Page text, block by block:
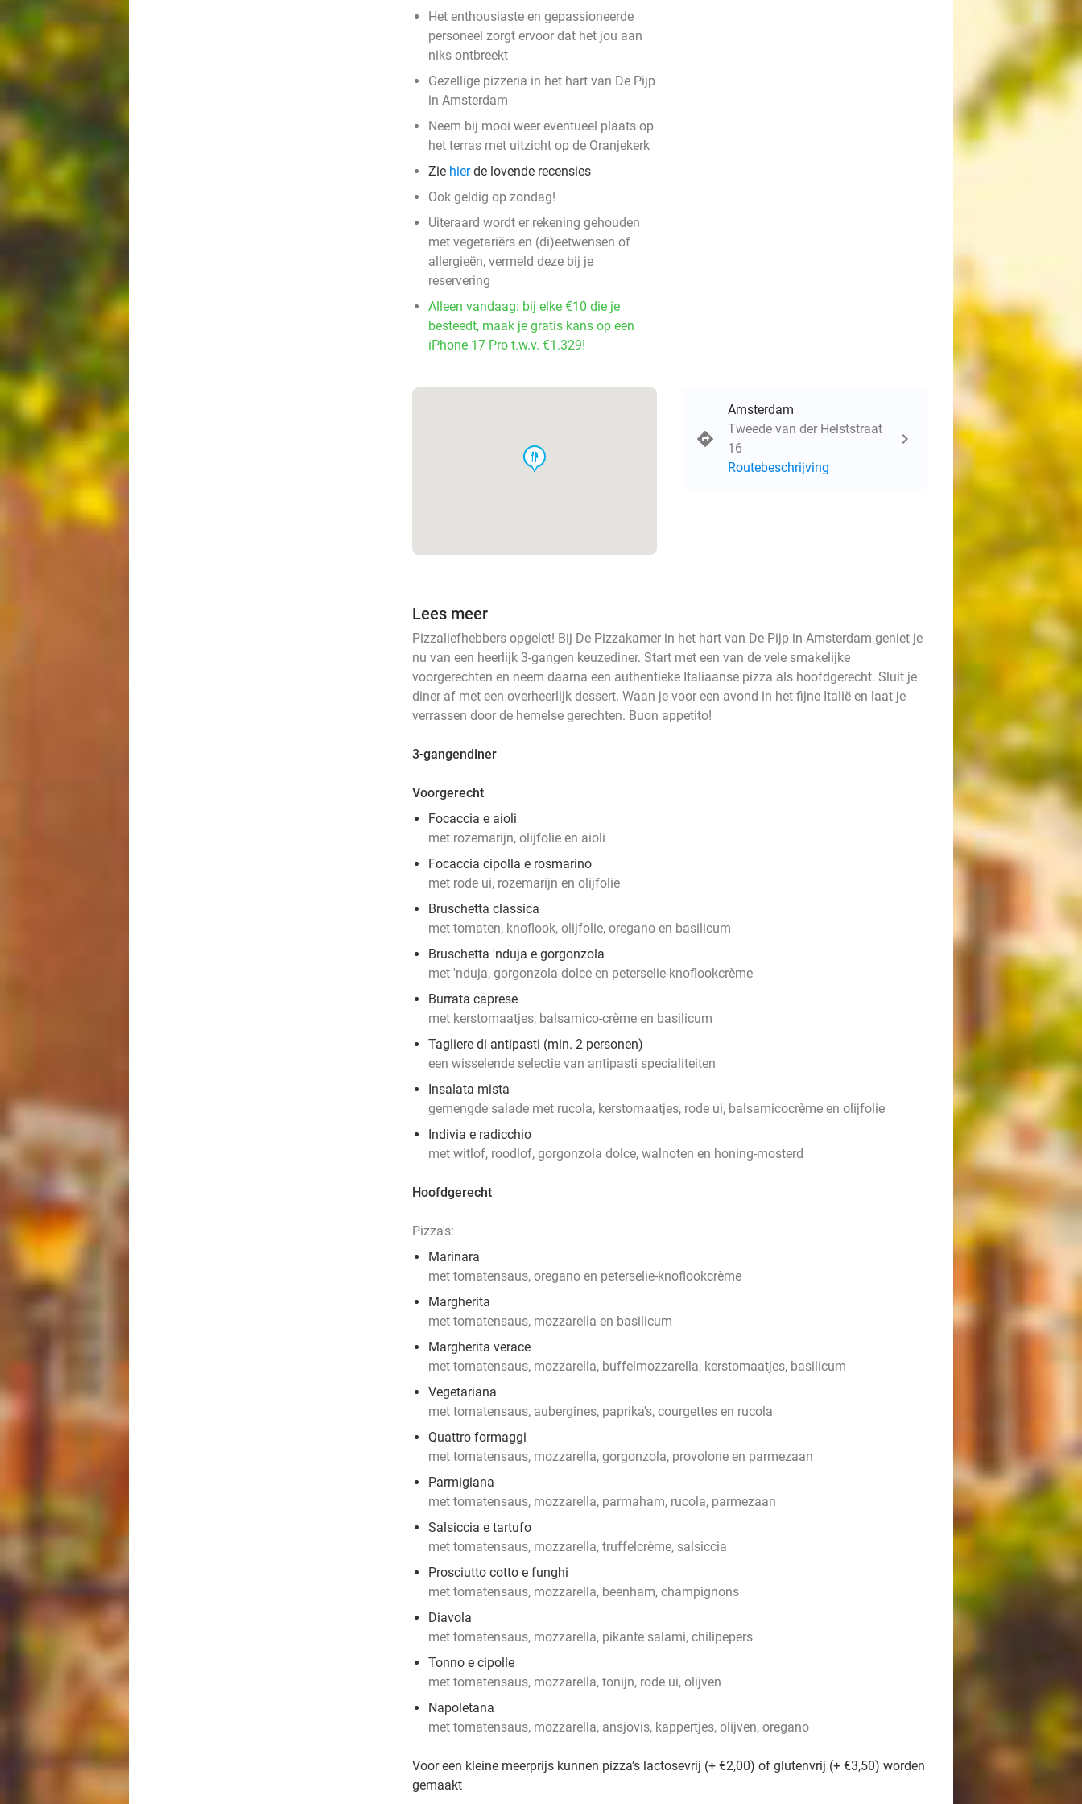
Het enthousiaste en gepassioneerde
personeel zorgt ervoor dat het jou aan
niks ontbreekt
Gezellige pizzeria in het hart van De Pijp
in Amsterdam
Neem bij mooi weer eventueel plaats op
het terras met uitzicht op de Oranjekerk
Zie hierde lovende recensies
Ook geldig op zondag!
Uiteraard wordt er rekening gehouden
met vegetariërs en (di)eetwensen of
allergieën, vermeld deze bij je
reservering
Alleen vandaag: bij elke €10 die je
besteedt, maak je gratis kans op een
iPhone 17 Pro t.w.v. €1.329!
food
Amsterdam
Tweede van der Helststraat
16
Routebeschrijving
Lees meer
Pizzaliefhebbers opgelet! Bij De Pizzakamer in het hart van De Pijp in Amsterdam geniet je
nu van een heerlijk 3-gangen keuzediner. Start met een van de vele smakelijke
voorgerechten en neem daarna een authentieke Italiaanse pizza als hoofdgerecht. Sluit je
diner af met een overheerlijk dessert. Waan je voor een avond in het fijne Italië en laat je
verrassen door de hemelse gerechten. Buon appetito!
3-gangendiner
Voorgerecht
Focaccia e aioli
met rozemarijn, olijfolie en aioli
Focaccia cipolla e rosmarino
met rode ui, rozemarijn en olijfolie
Bruschetta classica
met tomaten, knoflook, olijfolie, oregano en basilicum
Bruschetta 'nduja e gorgonzola
met 'nduja, gorgonzola dolce en peterselie-knoflookcrème
Burrata caprese
met kerstomaatjes, balsamico-crème en basilicum
Tagliere di antipasti (min. 2 personen)
een wisselende selectie van antipasti specialiteiten
Insalata mista
gemengde salade met rucola, kerstomaatjes, rode ui, balsamicocrème en olijfolie
Indivia e radicchio
met witlof, roodlof, gorgonzola dolce, walnoten en honing-mosterd
Hoofdgerecht
Pizza's:
Marinara
met tomatensaus, oregano en peterselie-knoflookcrème
Margherita
met tomatensaus, mozzarella en basilicum
Margherita verace
met tomatensaus, mozzarella, buffelmozzarella, kerstomaatjes, basilicum
Vegetariana
met tomatensaus, aubergines, paprika's, courgettes en rucola
Quattro formaggi
met tomatensaus, mozzarella, gorgonzola, provolone en parmezaan
Parmigiana
met tomatensaus, mozzarella, parmaham, rucola, parmezaan
Salsiccia e tartufo
met tomatensaus, mozzarella, truffelcrème, salsiccia
Prosciutto cotto e funghi
met tomatensaus, mozzarella, beenham, champignons
Diavola
met tomatensaus, mozzarella, pikante salami, chilipepers
Tonno e cipolle
met tomatensaus, mozzarella, tonijn, rode ui, olijven
Napoletana
met tomatensaus, mozzarella, ansjovis, kappertjes, olijven, oregano
Voor een kleine meerprijs kunnen pizza’s lactosevrij (+ €2,00) of glutenvrij (+ €3,50) worden
gemaakt